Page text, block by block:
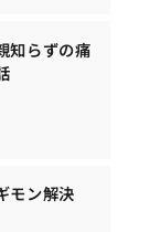
知らずの痛
モン解決